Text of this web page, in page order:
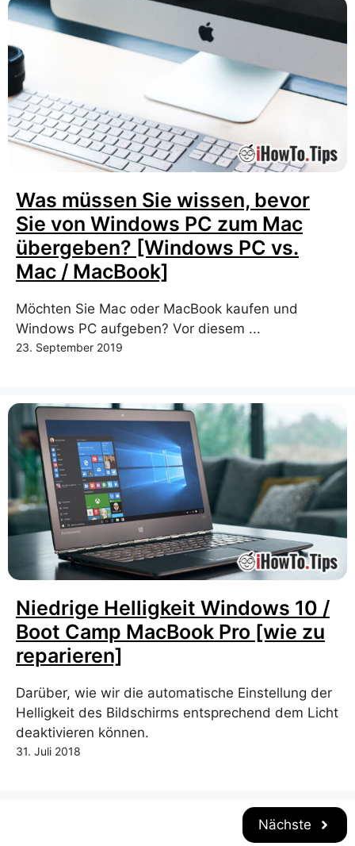
Was müssen Sie wissen, bevor
Sie von Windows PC zum Mac
übergeben? [Windows PC vs.
Mac / MacBook]
Möchten Sie Mac oder MacBook kaufen und
Windows PC aufgeben? Vor diesem ...
23. September 2019
Niedrige Helligkeit Windows 10 /
Boot Camp MacBook Pro [wie zu
reparieren]
Darüber, wie wir die automatische Einstellung der
Helligkeit des Bildschirms entsprechend dem Licht
deaktivieren können.
31. Juli 2018
Nächste